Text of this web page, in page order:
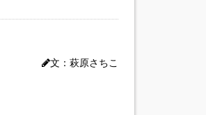
文：萩原さちこ